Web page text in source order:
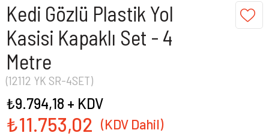
Kedi Gözlü Plastik Yol
Kasisi Kapaklı Set - 4
Metre
(12112 YK SR-4SET)
₺11.753,02
₺9.794,18 + KDV